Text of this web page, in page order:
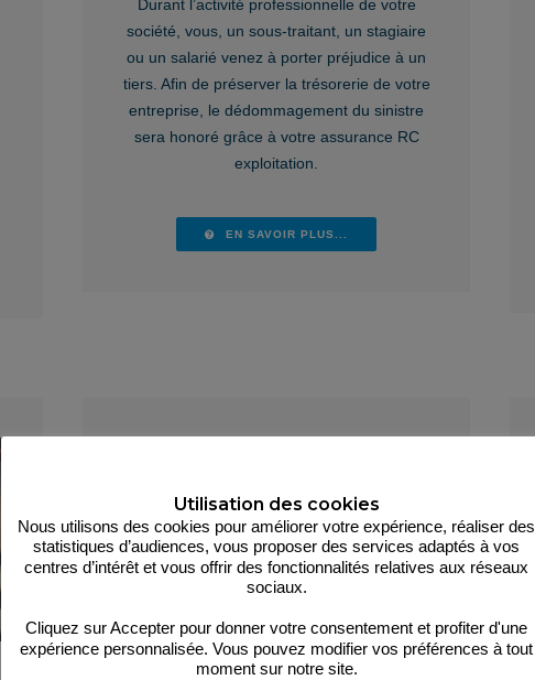
Durant l’activité professionnelle de votre
société, vous, un sous-traitant, un stagiaire
ou un salarié venez à porter préjudice à un
tiers. Afin de préserver la trésorerie de votre
entreprise, le dédommagement du sinistre
sera honoré grâce à votre assurance RC
exploitation.
EN SAVOIR PLUS...
Utilisation des cookies
Nous utilisons des cookies pour améliorer votre expérience, réaliser des
statistiques d’audiences, vous proposer des services adaptés à vos
centres d’intérêt et vous offrir des fonctionnalités relatives aux réseaux
sociaux.
Cliquez sur Accepter pour donner votre consentement et profiter d'une
expérience personnalisée. Vous pouvez modifier vos préférences à tout
moment sur notre site.